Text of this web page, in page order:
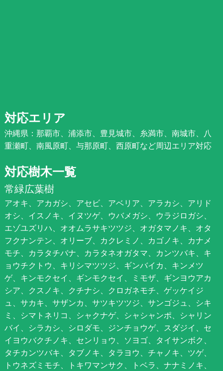
対応エリア
沖縄県：那覇市、浦添市、豊見城市、糸満市、南城市、八
重瀬町、南風原町、与那原町、西原町など周辺エリア対応
対応樹木一覧
常緑広葉樹
アオキ、アカガシ、アセビ、アベリア、アラカシ、アリド
オシ、イスノキ、イヌツゲ、ウバメガシ、ウラジロガシ、
エゾユズリハ、オオムラサキツツジ、オガタマノキ、オタ
フクナンテン、オリーブ、カクレミノ、カゴノキ、カナメ
モチ、カラタチバナ、カラタネオガタマ、カンツバキ、キ
ョウチクトウ、キリシマツツジ、ギンバイカ、キンメツ
ゲ、キンモクセイ、ギンモクセイ、ミモザ、ギンヨウアカ
シア、クスノキ、クチナシ、クロガネモチ、ゲッケイジ
ュ、サカキ、サザンカ、サツキツツジ、サンゴジュ、シキ
ミ、シマトネリコ、シャクナゲ、シャシャンポ、シャリン
バイ、シラカシ、シロダモ、ジンチョウゲ、スダジイ、セ
イヨウバクチノキ、センリョウ、ソヨゴ、タイサンボク、
タチカンツバキ、タブノキ、タラヨウ、チャノキ、ツゲ、
トウネズミモチ、トキワマンサク、トベラ、ナナミノキ、